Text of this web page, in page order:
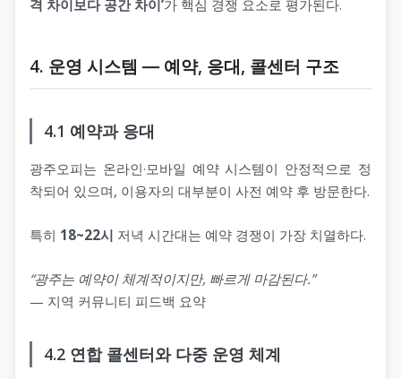
격 차이보다 공간 차이’가 핵심 경쟁 요소로 평가된다.
4. 운영 시스템 ― 예약, 응대, 콜센터 구조
4.1 예약과 응대
광주오피는 온라인·모바일 예약 시스템이 안정적으로 정
착되어 있으며, 이용자의 대부분이 사전 예약 후 방문한다.
특히 18~22시 저녁 시간대는 예약 경쟁이 가장 치열하다.
“광주는 예약이 체계적이지만, 빠르게 마감된다.”
— 지역 커뮤니티 피드백 요약
4.2 연합 콜센터와 다중 운영 체계